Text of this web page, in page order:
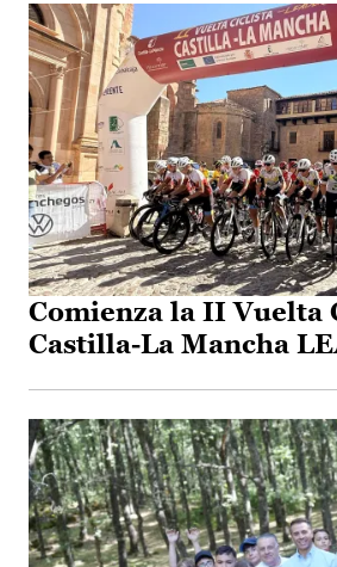
Comienza la II Vuelta
Castilla-La Mancha